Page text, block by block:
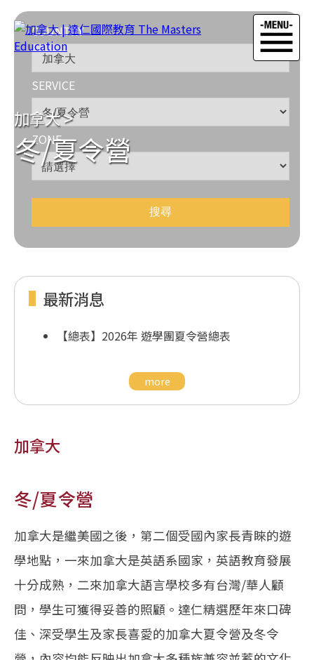
加拿大>
冬/夏令營
COUNTRY
SERVICE
ZONE
最新消息
【總表】2026年 遊學團夏令營總表
more
加拿大
冬/夏令營
加拿大是繼美國之後，第二個受國內家長青睞的遊
學地點，一來加拿大是英語系國家，英語教育發展
十分成熟，二來加拿大語言學校多有台灣/華人顧
問，學生可獲得妥善的照顧。達仁精選歷年來口碑
佳、深受學生及家長喜愛的加拿大夏令營及冬令